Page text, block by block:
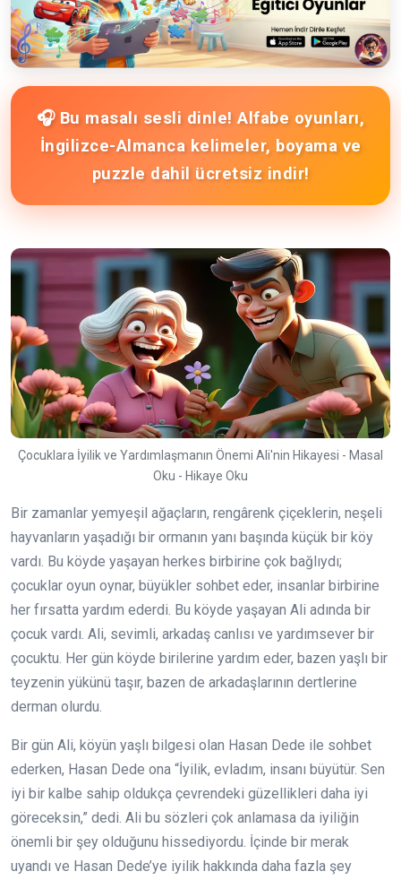
🎧 Bu masalı sesli dinle! Alfabe oyunları,
İngilizce-Almanca kelimeler, boyama ve
puzzle dahil ücretsiz indir!
Çocuklara İyilik ve Yardımlaşmanın Önemi Ali'nin Hikayesi - Masal
Oku - Hikaye Oku
Bir zamanlar yemyeşil ağaçların, rengârenk çiçeklerin, neşeli
hayvanların yaşadığı bir ormanın yanı başında küçük bir köy
vardı. Bu köyde yaşayan herkes birbirine çok bağlıydı;
çocuklar oyun oynar, büyükler sohbet eder, insanlar birbirine
her fırsatta yardım ederdi. Bu köyde yaşayan Ali adında bir
çocuk vardı. Ali, sevimli, arkadaş canlısı ve yardımsever bir
çocuktu. Her gün köyde birilerine yardım eder, bazen yaşlı bir
teyzenin yükünü taşır, bazen de arkadaşlarının dertlerine
derman olurdu.
Bir gün Ali, köyün yaşlı bilgesi olan Hasan Dede ile sohbet
ederken, Hasan Dede ona “İyilik, evladım, insanı büyütür. Sen
iyi bir kalbe sahip oldukça çevrendeki güzellikleri daha iyi
göreceksin,” dedi. Ali bu sözleri çok anlamasa da iyiliğin
önemli bir şey olduğunu hissediyordu. İçinde bir merak
uyandı ve Hasan Dede’ye iyilik hakkında daha fazla şey